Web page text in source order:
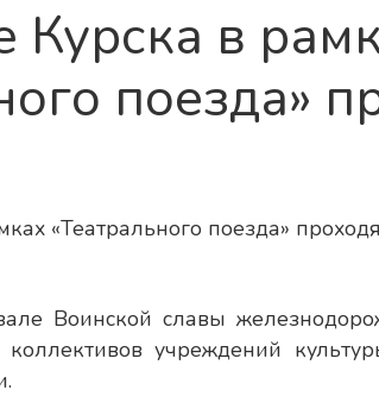
Курска в
поезда»
Воинской славы
коллективов учреждений